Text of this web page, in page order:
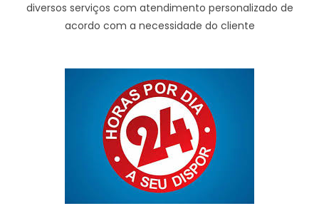
diversos serviços com atendimento personalizado de
acordo com a necessidade do cliente